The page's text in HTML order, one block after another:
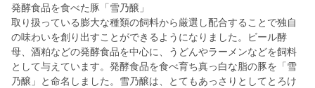
発酵食品を食べた豚「雪乃醸」
取り扱っている膨大な種類の飼料から厳選し配合することで独自
の味わいを創り出すことができるようになりました。ビール酵
母、酒粕などの発酵食品を中心に、うどんやラーメンなどを飼料
として与えています。発酵食品を食べ育ち真っ白な脂の豚を「雪
乃醸」と命名しました。雪乃醸は、とてもあっさりとしてとろけ